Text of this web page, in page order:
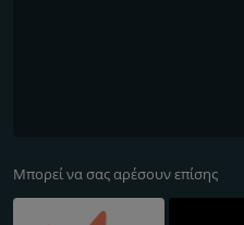
Μπορεί να σας αρέσουν επίσης